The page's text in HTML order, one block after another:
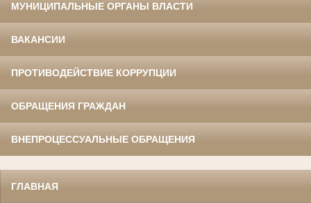
МУНИЦИПАЛЬНЫЕ ОРГАНЫ ВЛАСТИ
ВАКАНСИИ
ПРОТИВОДЕЙСТВИЕ КОРРУПЦИИ
ОБРАЩЕНИЯ ГРАЖДАН
ВНЕПРОЦЕССУАЛЬНЫЕ ОБРАЩЕНИЯ
ГЛАВНАЯ